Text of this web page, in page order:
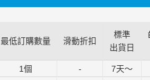
最低訂購數量 滑動折扣
標準
出貨日
1個 - 7天～